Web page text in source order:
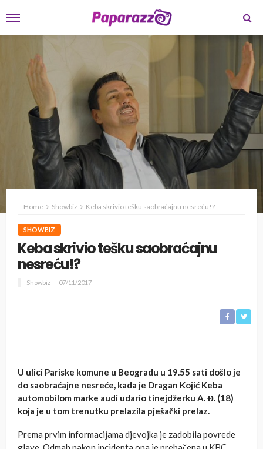
Home Showbiz Keba skrivio tešku saobraćajnu nesreću!?
SHOWBIZ
Keba skrivio tešku saobraćajnu
nesreću!?
Showbiz 07/11/2017
U ulici Pariske komune u Beogradu u 19.55 sati došlo je
do saobraćajne nesreće, kada je Dragan Kojić Keba
automobilom marke audi udario tinejdžerku A. Đ. (18)
koja je u tom trenutku prelazila pješački prelaz.
Prema prvim informacijama djevojka je zadobila povrede